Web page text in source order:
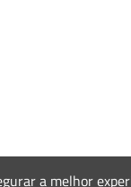
a melhor